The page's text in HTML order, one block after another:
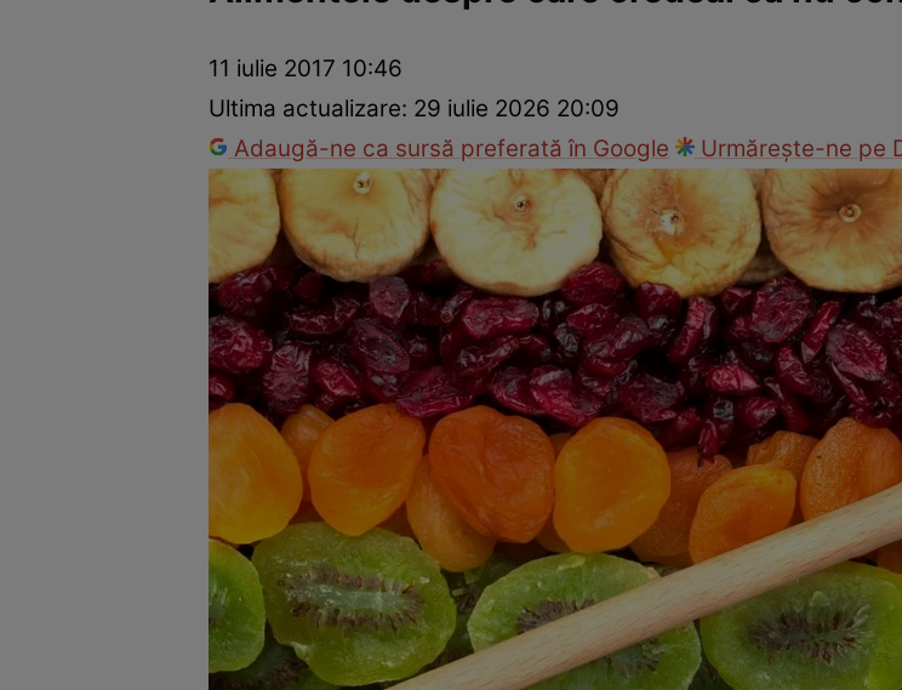
Dezvoltare personalăÎngrijire personalăCasă și grădină
11 iulie 2017 10:46
Ultima actualizare: 29 iulie 2026 20:09
Adaugă-ne ca sursă preferată în Google
Urmărește-ne pe